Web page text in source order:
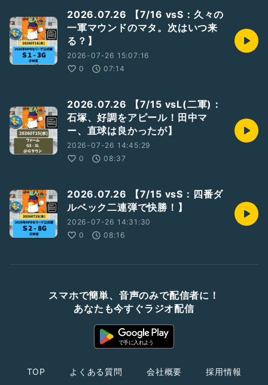
2026.07.26 【7/16 vsS：久々の
一軍マウンドのマタ。次はいつ来
る？】
2026-07-26 15:07:16
0
07:14
2026.07.26 【7/15 vsL(二軍)：
石塚、好調をアピール！田中マ
ー、直球は良かったが】
2026-07-26 14:45:29
0
08:37
2026.07.26 【7/15 vsS：四番ダ
ルベック二連弾で快勝！】
2026-07-26 14:31:30
0
08:16
スマホで簡単、音声のみで配信者に！
あなたも今すぐラジオ配信
TOP よくある質問 会社概要
採用情報